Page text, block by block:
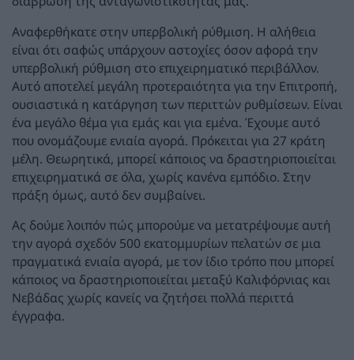
Αναφερθήκατε στην υπερβολική ρύθμιση. Η αλήθεια
είναι ότι σαφώς υπάρχουν αστοχίες όσον αφορά την
υπερβολική ρύθμιση στο επιχειρηματικό περιβάλλον.
Αυτό αποτελεί μεγάλη προτεραιότητα για την Επιτροπή,
ουσιαστικά η κατάργηση των περιττών ρυθμίσεων. Είναι
ένα μεγάλο θέμα για εμάς και για εμένα. Έχουμε αυτό
που ονομάζουμε ενιαία αγορά. Πρόκειται για 27 κράτη
μέλη. Θεωρητικά, μπορεί κάποιος να δραστηριοποιείται
επιχειρηματικά σε όλα, χωρίς κανένα εμπόδιο. Στην
πράξη όμως, αυτό δεν συμβαίνει.
Ας δούμε λοιπόν πώς μπορούμε να μετατρέψουμε αυτή
την αγορά σχεδόν 500 εκατομμυρίων πελατών σε μια
πραγματικά ενιαία αγορά, με τον ίδιο τρόπο που μπορεί
κάποιος να δραστηριοποιείται μεταξύ Καλιφόρνιας και
Νεβάδας χωρίς κανείς να ζητήσει πολλά περιττά
έγγραφα.